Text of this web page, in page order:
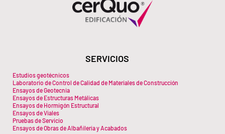
SERVICIOS
Estudios geotécnicos
Laboratorio de Control de Calidad de Materiales de Construcción
Ensayos de Geotecnia
Ensayos de Estructuras Metálicas
Ensayos de Hormigón Estructural
Ensayos de Viales
Pruebas de Servicio
Ensayos de Obras de Albañilería y Acabados